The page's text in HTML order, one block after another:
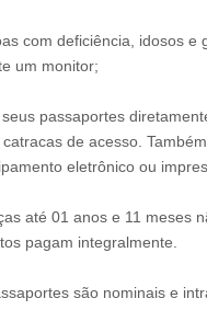
com deficiência, idosos e
um monitor;
seus passaportes
catracas de acesso.
eletrônico ou
até 01 anos e 11 meses
pagam integralmente.
são nominais e